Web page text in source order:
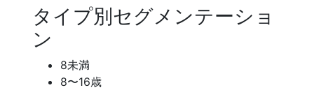
タイプ別セグメンテーショ
ン
8未満
8〜16歳